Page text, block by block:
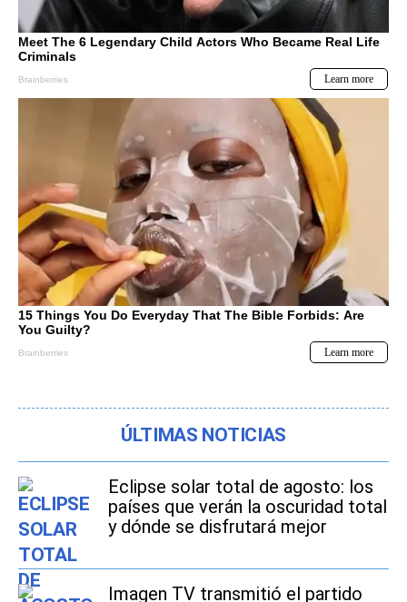
ÚLTIMAS NOTICIAS
Eclipse solar total de agosto: los
países que verán la oscuridad total
y dónde se disfrutará mejor
Imagen TV transmitió el partido